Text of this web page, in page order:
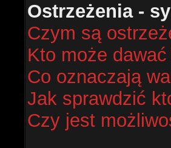
Ostrzeżenia -
Czym są
Kto może
Co oznaczają
Jak sprawdzić
Czy jest